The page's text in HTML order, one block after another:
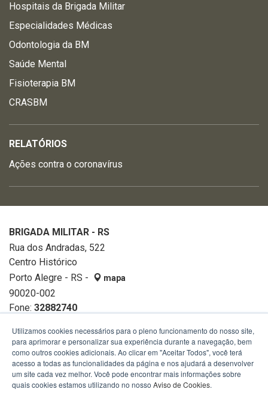
Hospitais da Brigada Militar
Especialidades Médicas
Odontologia da BM
Saúde Mental
Fisioterapia BM
CRASBM
RELATÓRIOS
Ações contra o coronavírus
BRIGADA MILITAR - RS
Rua dos Andradas, 522
Centro Histórico
Porto Alegre - RS -
mapa
90020-002
Fone: 32882740
Utilizamos cookies necessários para o pleno funcionamento do nosso site,
para aprimorar e personalizar sua experiência durante a navegação, bem
como outros cookies adicionais. Ao clicar em "Aceitar Todos", você terá
acesso a todas as funcionalidades da página e nos ajudará a desenvolver
um site cada vez melhor. Você pode encontrar mais informações sobre
quais cookies estamos utilizando no nosso Aviso de Cookies.